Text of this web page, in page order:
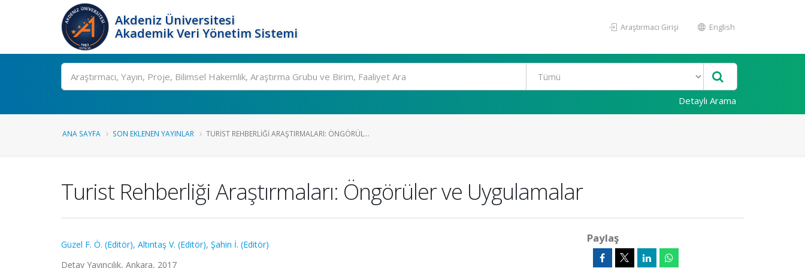
Akdeniz Üniversitesi
Akademik Veri Yönetim Sistemi
Araştırmacı Girişi English
Ara
Detaylı Arama
ANA SAYFA SON EKLENEN YAYINLAR TURIST REHBERLIĞI ARAŞTIRMALARI: ÖNGÖRÜL...
Turist Rehberliği Araştırmaları: Öngörüler ve Uygulamalar
Güzel F. Ö. (Editör), Altıntaş V. (Editör), Şahin İ. (Editör)
Detay Yayıncılık, Ankara, 2017
Paylaş